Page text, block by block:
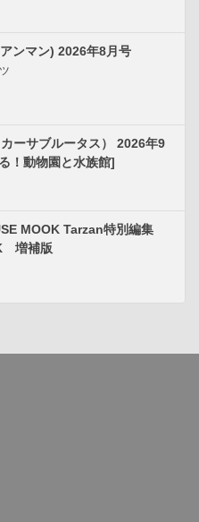
ンマン) 2026年8月号
ーサブルータス） 2026年9
！動物園と水族館]
MOOK Tarzan特別編集
増補版